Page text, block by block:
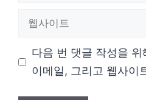
다음 번 댓글 작성을
이메일, 그리고 웹사이